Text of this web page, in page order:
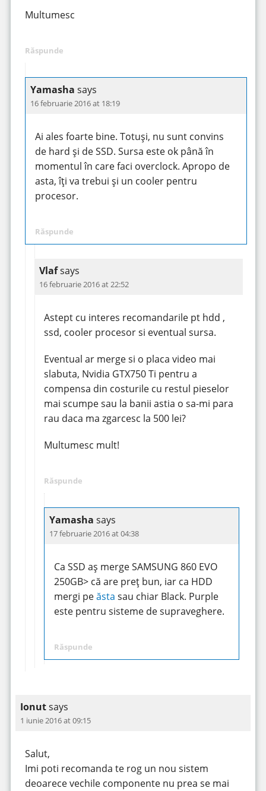
Multumesc
Răspunde
Yamasha says
16 februarie 2016 at 18:19
Ai ales foarte bine. Totuși, nu sunt convins
de hard și de SSD. Sursa este ok până în
momentul în care faci overclock. Apropo de
asta, îți va trebui și un cooler pentru
procesor.
Răspunde
Vlafsays
16 februarie 2016 at 22:52
Astept cu interes recomandarile pt hdd ,
ssd, cooler procesor si eventual sursa.
Eventual ar merge si o placa video mai
slabuta, Nvidia GTX750 Ti pentru a
compensa din costurile cu restul pieselor
mai scumpe sau la banii astia o sa-mi para
rau daca ma zgarcesc la 500 lei?
Multumesc mult!
Răspunde
Yamasha says
17 februarie 2016 at 04:38
Ca SSD aș merge SAMSUNG 860 EVO
250GB> că are preț bun, iar ca HDD
mergi peăsta sau chiar Black. Purple
este pentru sisteme de supraveghere.
Răspunde
Ionutsays
1 iunie 2016 at 09:15
Salut,
Imi poti recomanda te rog un nou sistem
deoarece vechile componente nu prea se mai